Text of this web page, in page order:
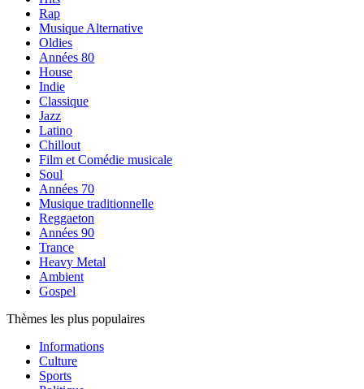
Rap
Musique Alternative
Oldies
Années 80
House
Indie
Classique
Jazz
Latino
Chillout
Film et Comédie musicale
Soul
Années 70
Musique traditionnelle
Reggaeton
Années 90
Trance
Heavy Metal
Ambient
Gospel
Thèmes les plus populaires
Informations
Culture
Sports